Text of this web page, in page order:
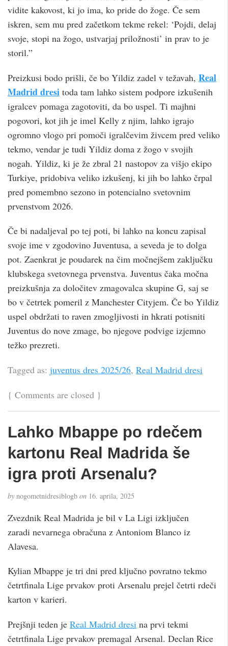
vidite kakovost, ki jo ima, ko pride do žoge. Če sem
iskren, sem mu pred začetkom tekme rekel: ‘Pojdi, delaj
svoje, stopi na žogo, ustvarjaj priložnosti’ in prav to je
storil.”
Preizkusi bodo prišli, če bo Yildiz zadel v težavah, Real
Madrid dresi toda tam lahko sistem podpore izkušenih
igralcev pomaga zagotoviti, da bo uspel. Ti majhni
pogovori, kot jih je imel Kelly z njim, lahko igrajo
ogromno vlogo pri pomoči igralčevim živcem pred veliko
tekmo, vendar je tudi Yildiz doma z žogo v svojih
nogah. Yildiz, ki je že zbral 21 nastopov za višjo ekipo
Turkiye, pridobiva veliko izkušenj, ki jih bo lahko črpal
pred pomembno sezono in potencialno svetovnim
prvenstvom 2026.
Če bi nadaljeval po tej poti, bi lahko na koncu zapisal
svoje ime v zgodovino Juventusa, a seveda je to dolga
pot. Zaenkrat je poudarek na čim močnejšem zaključku
klubskega svetovnega prvenstva. Juventus čaka močna
preizkušnja za določitev zmagovalca skupine G, saj se
bo v četrtek pomeril z Manchester Cityjem. Če bo Yildiz
uspel obdržati to raven zmogljivosti in hkrati potisniti
Juventus do nove zmage, bo njegove podvige izjemno
težko prezreti.
Tagged as: juventus dres 2025/26, Real Madrid dresi
{ Comments are closed }
Lahko Mbappe po rdečem
kartonu Real Madrida še
igra proti Arsenalu?
by nogometnidresiblogb on 16. aprila, 2025
Zvezdnik Real Madrida je bil v La Ligi izključen
zaradi nevarnega obračuna z Antoniom Blanco iz
Alavesa.
Kylian Mbappe je tri dni pred ključno povratno tekmo
četrtfinala Lige prvakov proti Arsenalu prejel četrti rdeči
karton v karieri.
Prejšnji teden je Real Madrid dresi na prvi tekmi
četrtfinala Lige prvakov premagal Arsenal. Declan Rice